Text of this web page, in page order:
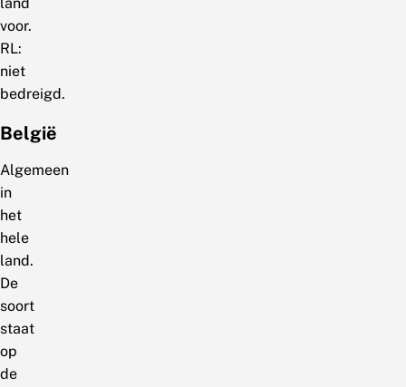
land
voor.
RL:
niet
bedreigd.
België
Algemeen
in
het
hele
land.
De
soort
staat
op
de